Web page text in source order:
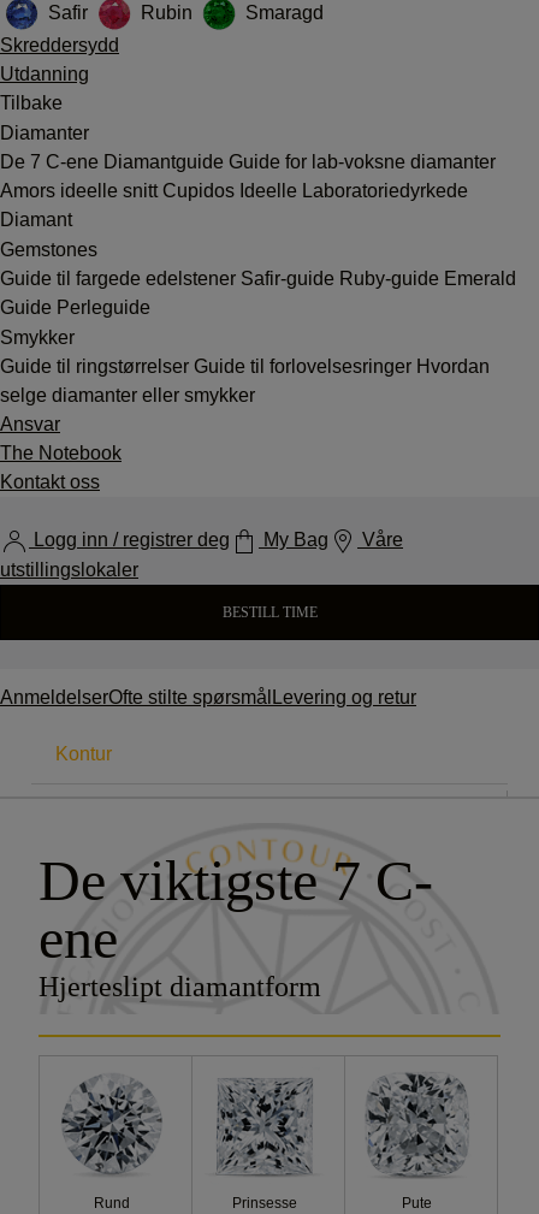
Safir
Rubin
Smaragd
Skreddersydd
Utdanning
Tilbake
Diamanter
De 7 C-ene Diamantguide Guide for lab-voksne diamanter
Amors ideelle snitt Cupidos Ideelle Laboratoriedyrkede
Diamant
Gemstones
Guide til fargede edelstener Safir-guide Ruby-guide Emerald
Guide Perleguide
Smykker
Guide til ringstørrelser Guide til forlovelsesringer Hvordan
selge diamanter eller smykker
Ansvar
The Notebook
Kontakt oss
Logg inn / registrer deg My Bag
Våre
utstillingslokaler
BESTILL TIME
AnmeldelserOfte stilte spørsmål Levering og retur
Karat
Farge
Klarhet
Kutt
Sertifisering
Kontur
Kostnader
De viktigste 7 C-
ene
Hjerteslipt diamantform
Rund Prinsesse Pute